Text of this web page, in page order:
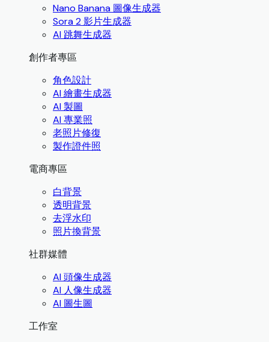
Nano Banana 圖像生成器
Sora 2 影片生成器
AI 跳舞生成器
創作者專區
角色設計
AI 繪畫生成器
AI 製圖
AI 專業照
老照片修復
製作證件照
電商專區
白背景
透明背景
去浮水印
照片換背景
社群媒體
AI 頭像生成器
AI 人像生成器
AI 圖生圖
工作室